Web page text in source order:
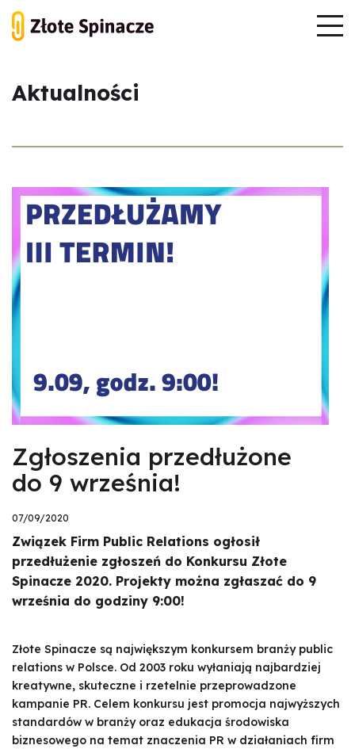
Aktualności
Zgłoszenia przedłużone
do 9 września!
07/09/2020
Związek Firm Public Relations ogłosił
przedłużenie zgłoszeń do Konkursu Złote
Spinacze 2020. Projekty można zgłaszać do 9
września do godziny 9:00!
Złote Spinacze są największym konkursem branży public
relations w Polsce. Od 2003 roku wyłaniają najbardziej
kreatywne, skuteczne i rzetelnie przeprowadzone
kampanie PR. Celem konkursu jest promocja najwyższych
standardów w branży oraz edukacja środowiska
biznesowego na temat znaczenia PR w działaniach firm